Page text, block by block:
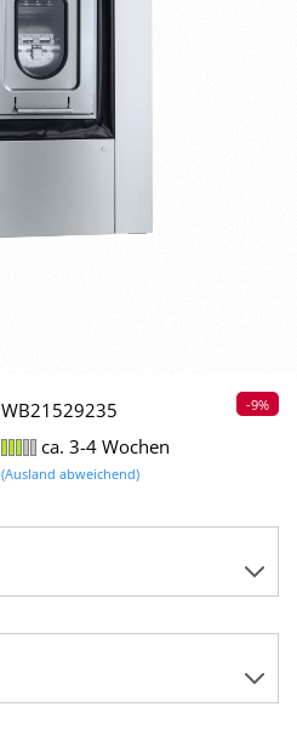
-9%
WB21529235
ca. 3-4 Wochen
(Ausland abweichend)